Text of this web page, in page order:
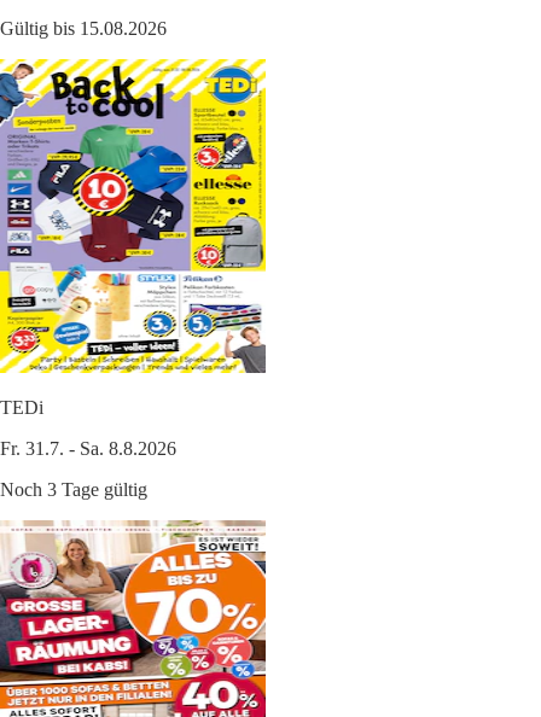
Gültig bis 15.08.2026
TEDi
Fr. 31.7. - Sa. 8.8.2026
Noch 3 Tage gültig